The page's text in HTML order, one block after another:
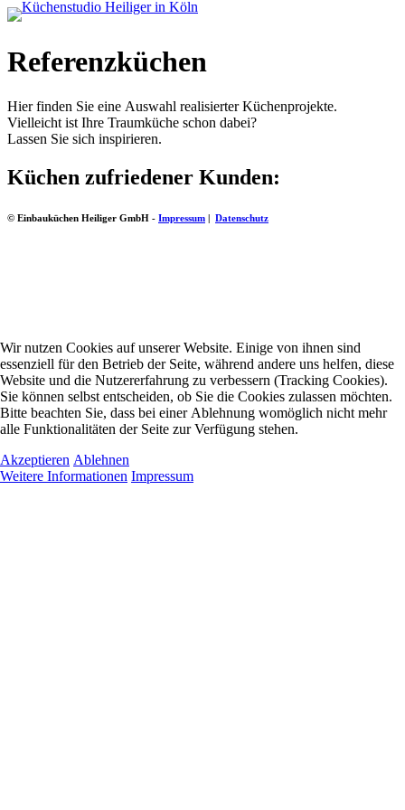
Referenzküchen
Hier finden Sie eine Auswahl realisierter Küchenprojekte.
Vielleicht ist Ihre Traumküche schon dabei?
Lassen Sie sich inspirieren.
Küchen zufriedener Kunden:
© Einbauküchen Heiliger GmbH - Impressum | Datenschutz
Wir nutzen Cookies auf unserer Website. Einige von ihnen sind
essenziell für den Betrieb der Seite, während andere uns helfen, diese
Website und die Nutzererfahrung zu verbessern (Tracking Cookies).
Sie können selbst entscheiden, ob Sie die Cookies zulassen möchten.
Bitte beachten Sie, dass bei einer Ablehnung womöglich nicht mehr
alle Funktionalitäten der Seite zur Verfügung stehen.
Akzeptieren Ablehnen
Weitere Informationen Impressum